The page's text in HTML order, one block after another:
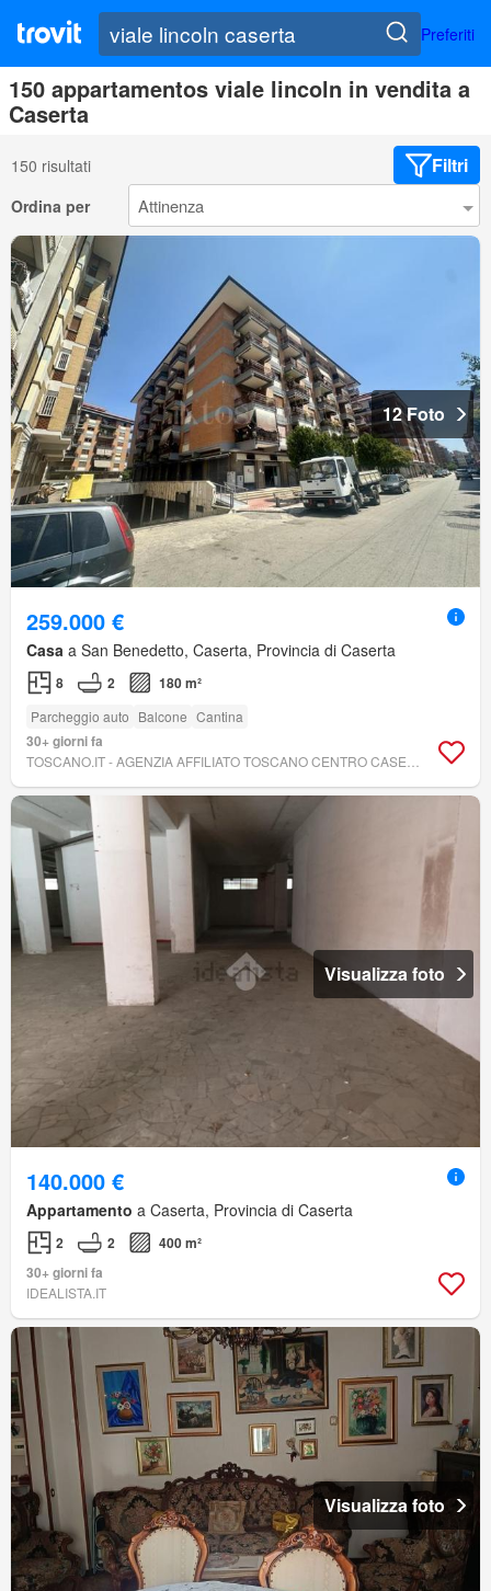
Preferiti
150 appartamentos viale lincoln in vendita a
Caserta
150 risultati Filtri
Ordina per
12 Foto
259.000 €
Casa a San Benedetto, Caserta, Provincia di Caserta
8 2 180 m²
Parcheggio auto Balcone Cantina
30+ giorni fa
Visualizza foto
140.000 €
Appartamento a Caserta, Provincia di Caserta
2 2
400 m²
30+ giorni fa
IDEALISTA.IT
Visualizza foto